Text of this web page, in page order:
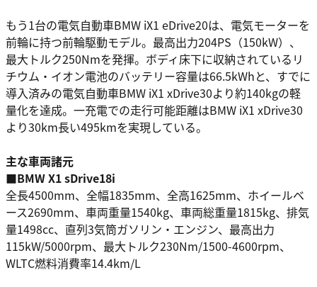
もう1台の電気自動車BMW iX1 eDrive20は、電気モーターを
前輪に持つ前輪駆動モデル。最高出力204PS（150kW）、
最大トルク250Nmを発揮。ボディ床下に収納されているリ
チウム・イオン電池のバッテリー容量は66.5kWhと、すでに
導入済みの電気自動車BMW iX1 xDrive30より約140kgの軽
量化を達成。一充電での走行可能距離はBMW iX1 xDrive30
より30km長い495kmを実現している。
主な車両諸元
■BMW X1 sDrive18i
全長4500mm、全幅1835mm、全高1625mm、ホイールベ
ース2690mm、車両重量1540kg、車両総重量1815kg、排気
量1498cc、直列3気筒ガソリン・エンジン、最高出力
115kW/5000rpm、最大トルク230Nm/1500-4600rpm、
WLTC燃料消費率14.4km/L